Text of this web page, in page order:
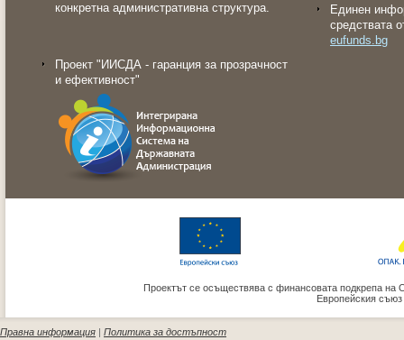
конкретна административна структура.
Проект "ИИСДА - гаранция за прозрачност
и ефективност"
Eдинен
средствата
eufunds.bg
Проектът се осъществява с финансовата подкрепа на
Европейския
Правна информация | Политика за достъпност